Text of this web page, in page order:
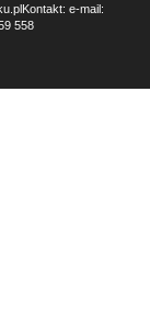
e-mail:
558